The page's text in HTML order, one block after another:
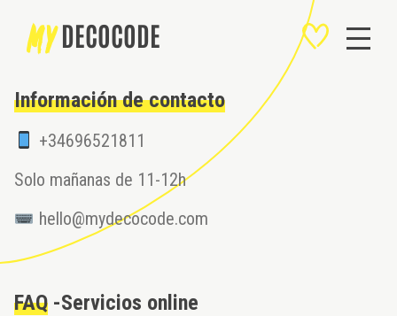
CONTENIDO
MYDECOCODE
Información de contacto
+34696521811
Solo mañanas de 11-12h
hello@mydecocode.com
FAQ -Servicios online